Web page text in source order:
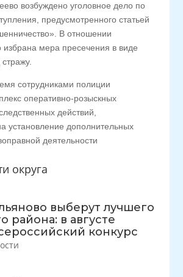
округа
выберут лучшего
района: в августе
конкурс
возбуждено уголовное дело по
предусмотренного статьей
В отношении
избрана мера пресечения в виде
сотрудниками полиции
оперативно-розыскных
действий,
установление дополнительных
деятельности